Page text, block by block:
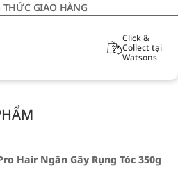
GIAO HÀNG
Click &
Collect tại
Watsons
Hair Ngăn Gãy Rụng Tóc 350g